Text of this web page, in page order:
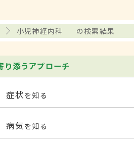
小児神経内科 の検索結果
り添うアプローチ
症状を知る
病気を知る